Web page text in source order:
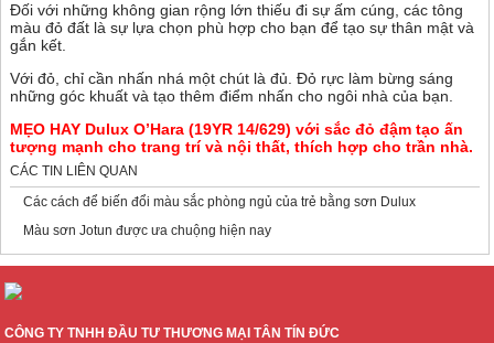
Đối với những không gian rộng lớn thiếu đi sự ấm cúng, các tông
màu đỏ đất là sự lựa chọn phù hợp cho bạn để tạo sự thân mật và
gắn kết.
Với đỏ, chỉ cần nhấn nhá một chút là đủ. Đỏ rực làm bừng sáng
những góc khuất và tạo thêm điểm nhấn cho ngôi nhà của bạn.
MẸO HAY Dulux O’Hara (19YR 14/629) với sắc đỏ đậm tạo ấn
tượng mạnh cho trang trí và nội thất, thích hợp cho trần nhà.
CÁC TIN LIÊN QUAN
Các cách để biến đổi màu sắc phòng ngủ của trẻ bằng sơn Dulux
Màu sơn Jotun được ưa chuộng hiện nay
CÔNG TY TNHH ĐẦU TƯ THƯƠNG MẠI TÂN TÍN ĐỨC